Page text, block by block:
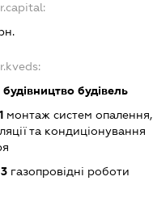
будівництво будівель
монтаж систем опалення,
та кондиціонування
газопровідні роботи